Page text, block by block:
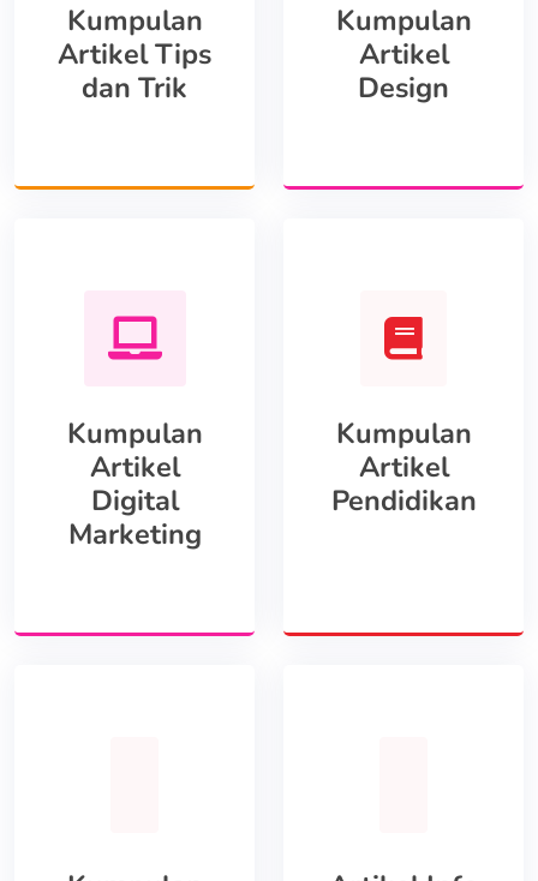
Kumpulan
Artikel Tips
dan Trik
Kumpulan
Artikel
Design
Kumpulan
Artikel
Digital
Marketing
Kumpulan
Artikel
Pendidikan